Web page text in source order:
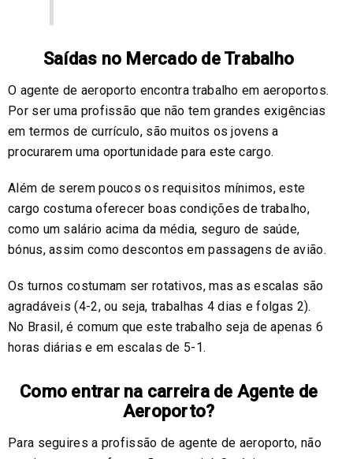
Saídas no Mercado de Trabalho
O agente de aeroporto encontra trabalho em aeroportos.
Por ser uma profissão que não tem grandes exigências
em termos de currículo, são muitos os jovens a
procurarem uma oportunidade para este cargo.
Além de serem poucos os requisitos mínimos, este
cargo costuma oferecer boas condições de trabalho,
como um salário acima da média, seguro de saúde,
bónus, assim como descontos em passagens de avião.
Os turnos costumam ser rotativos, mas as escalas são
agradáveis (4-2, ou seja, trabalhas 4 dias e folgas 2).
No Brasil, é comum que este trabalho seja de apenas 6
horas diárias e em escalas de 5-1.
Como entrar na carreira de Agente de
Aeroporto?
Para seguires a profissão de agente de aeroporto, não